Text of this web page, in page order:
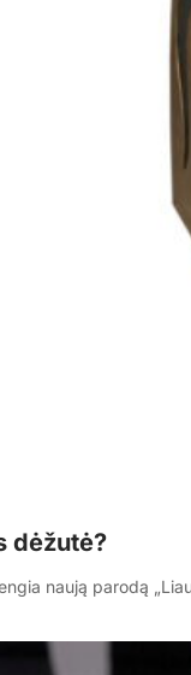
dėžutė?
naują parodą